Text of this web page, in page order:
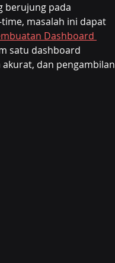
berujung pada
masalah ini dapat
Dashboard
satu dashboard
dan pengambilan